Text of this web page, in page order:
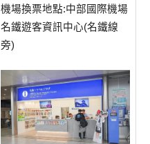
機場換票地點:中部國際機場
名鐵遊客資訊中心(名鐵線
旁)